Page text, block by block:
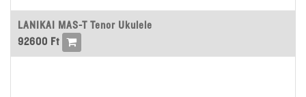
LANIKAI MAS-T Tenor Ukulele
92600 Ft